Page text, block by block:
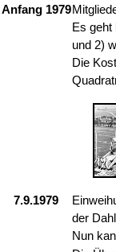
Anfang 1979
Es geht
und 2)
Die
7.9.1979
der
Nun